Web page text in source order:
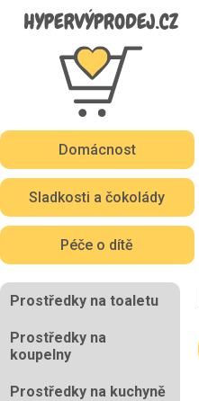
Domácnost
Sladkosti a čokolády
Péče o dítě
Prostředky na toaletu
Prostředky na
koupelny
Prostředky na kuchyně